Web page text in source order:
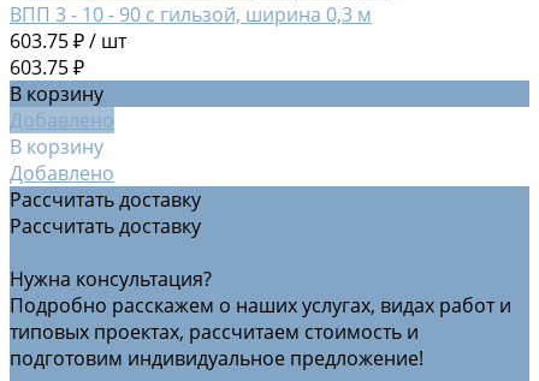
ВПП 3 - 10 - 90 с гильзой, ширина 0,3 м
603.75 ₽/ шт
603.75 ₽
В корзину
Добавлено
В корзину
Добавлено
Рассчитать доставку
Рассчитать доставку
Нужна консультация?
Подробно расскажем о наших услугах, видах работ и
типовых проектах, рассчитаем стоимость и
подготовим индивидуальное предложение!